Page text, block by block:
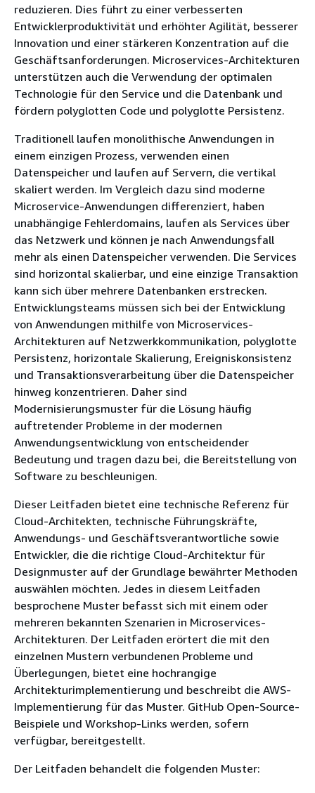
reduzieren. Dies führt zu einer verbesserten
Entwicklerproduktivität und erhöhter Agilität, besserer
Innovation und einer stärkeren Konzentration auf die
Geschäftsanforderungen. Microservices-Architekturen
unterstützen auch die Verwendung der optimalen
Technologie für den Service und die Datenbank und
fördern polyglotten Code und polyglotte Persistenz.
Traditionell laufen monolithische Anwendungen in
einem einzigen Prozess, verwenden einen
Datenspeicher und laufen auf Servern, die vertikal
skaliert werden. Im Vergleich dazu sind moderne
Microservice-Anwendungen differenziert, haben
unabhängige Fehlerdomains, laufen als Services über
das Netzwerk und können je nach Anwendungsfall
mehr als einen Datenspeicher verwenden. Die Services
sind horizontal skalierbar, und eine einzige Transaktion
kann sich über mehrere Datenbanken erstrecken.
Entwicklungsteams müssen sich bei der Entwicklung
von Anwendungen mithilfe von Microservices-
Architekturen auf Netzwerkkommunikation, polyglotte
Persistenz, horizontale Skalierung, Ereigniskonsistenz
und Transaktionsverarbeitung über die Datenspeicher
hinweg konzentrieren. Daher sind
Modernisierungsmuster für die Lösung häufig
auftretender Probleme in der modernen
Anwendungsentwicklung von entscheidender
Bedeutung und tragen dazu bei, die Bereitstellung von
Software zu beschleunigen.
Dieser Leitfaden bietet eine technische Referenz für
Cloud-Architekten, technische Führungskräfte,
Anwendungs- und Geschäftsverantwortliche sowie
Entwickler, die die richtige Cloud-Architektur für
Designmuster auf der Grundlage bewährter Methoden
auswählen möchten. Jedes in diesem Leitfaden
besprochene Muster befasst sich mit einem oder
mehreren bekannten Szenarien in Microservices-
Architekturen. Der Leitfaden erörtert die mit den
einzelnen Mustern verbundenen Probleme und
Überlegungen, bietet eine hochrangige
Architekturimplementierung und beschreibt die AWS-
Implementierung für das Muster. GitHub Open-Source-
Beispiele und Workshop-Links werden, sofern
verfügbar, bereitgestellt.
Der Leitfaden behandelt die folgenden Muster: